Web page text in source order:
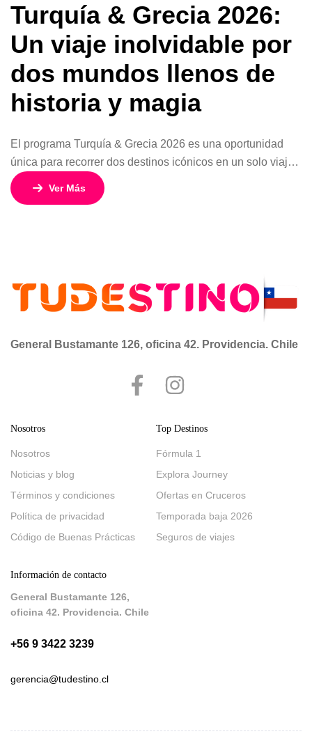
Turquía & Grecia 2026:
Un viaje inolvidable por
dos mundos llenos de
historia y magia
El programa Turquía & Grecia 2026 es una oportunidad
única para recorrer dos destinos icónicos en un solo viaje.
Con 15 días y 14 noches, esta experiencia combina
cultura, playas, gastronomía, ciudades legendarias y un
Ver Más
General Bustamante 126, oficina 42. Providencia. Chile
Nosotros
Nosotros
Noticias y blog
Términos y condiciones
Política de privacidad
Código de Buenas Prácticas
Top Destinos
Fórmula 1
Explora Journey
Ofertas en Cruceros
Temporada baja 2026
Seguros de viajes
Información de contacto
General Bustamante 126,
oficina 42. Providencia. Chile
+56 9 3422 3239
gerencia@tudestino.cl